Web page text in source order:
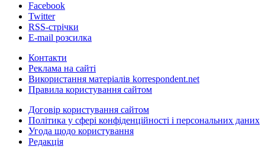
Facebook
Twitter
RSS-стрічки
E-mail розсилка
Контакти
Реклама на сайті
Використання матеріалів korrespondent.net
Правила користування сайтом
Договір користування сайтом
Політика у сфері конфіденційності і персональних даних
Угода щодо користування
Редакція